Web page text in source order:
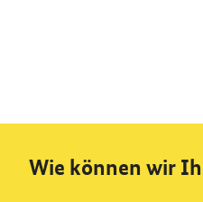
Wie können wir